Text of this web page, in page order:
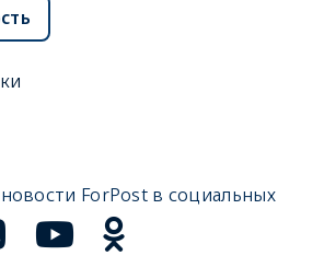
ForPost в социальных